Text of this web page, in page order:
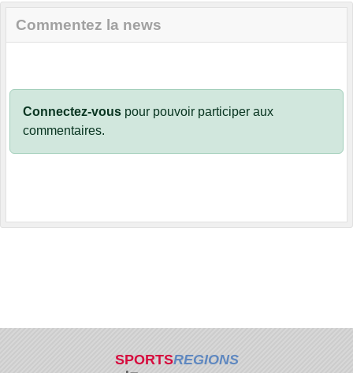
Commentez la news
Connectez-vous pour pouvoir participer aux
commentaires.
SPORTSREGIONS